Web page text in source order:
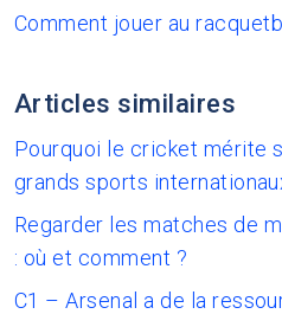
Comment jouer au
Articles similaires
Pourquoi le cricket mérite
grands sports
Regarder les matches de
: où et comment ?
C1 – Arsenal a de la